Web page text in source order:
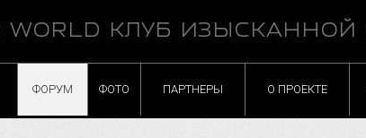
WORLD КЛУБ
ФОРУМ ФОТО ПАРТНЕРЫ О ПРОЕКТЕ